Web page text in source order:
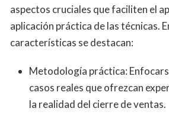
aspectos cruciales que faciliten el
aplicación práctica de las técnicas.
características se destacan:
Metodología práctica:
casos reales que ofrezcan
la realidad del cierre de ventas.